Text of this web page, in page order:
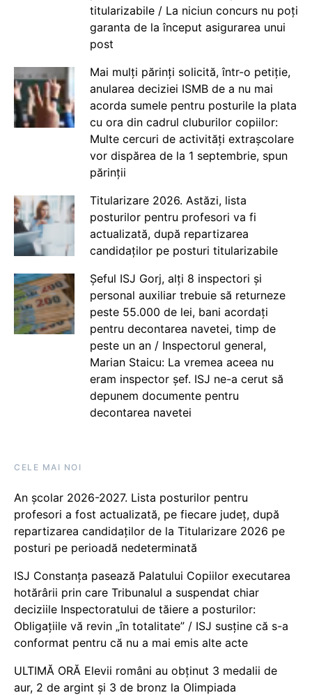
titularizabile / La niciun concurs nu poți
garanta de la început asigurarea unui
post
Mai mulți părinți solicită, într-o petiție,
anularea deciziei ISMB de a nu mai
acorda sumele pentru posturile la plata
cu ora din cadrul cluburilor copiilor:
Multe cercuri de activități extrașcolare
vor dispărea de la 1 septembrie, spun
părinții
Titularizare 2026. Astăzi, lista
posturilor pentru profesori va fi
actualizată, după repartizarea
candidaților pe posturi titularizabile
Șeful ISJ Gorj, alți 8 inspectori și
personal auxiliar trebuie să returneze
peste 55.000 de lei, bani acordați
pentru decontarea navetei, timp de
peste un an / Inspectorul general,
Marian Staicu: La vremea aceea nu
eram inspector șef. ISJ ne-a cerut să
depunem documente pentru
decontarea navetei
CELE MAI NOI
An școlar 2026-2027. Lista posturilor pentru
profesori a fost actualizată, pe fiecare județ, după
repartizarea candidaților de la Titularizare 2026 pe
posturi pe perioadă nedeterminată
ISJ Constanța pasează Palatului Copiilor executarea
hotărârii prin care Tribunalul a suspendat chiar
deciziile Inspectoratului de tăiere a posturilor:
Obligațiile vă revin „în totalitate” / ISJ susține că s-a
conformat pentru că nu a mai emis alte acte
ULTIMĂ ORĂ Elevii români au obținut 3 medalii de
aur, 2 de argint și 3 de bronz la Olimpiada